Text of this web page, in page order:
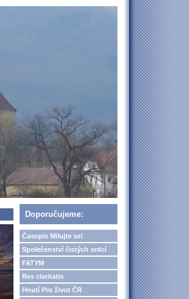
Doporučujeme:
Časopis Milujte se!
Společenství čistých srdcí
FATYM
Res claritatis
Hnutí Pro život ČR